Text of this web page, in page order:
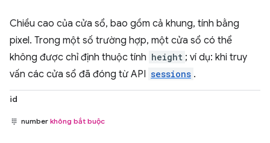
Chiều cao của cửa sổ, bao gồm cả khung, tính bằng
pixel. Trong một số trường hợp, một cửa sổ có thể
không được chỉ định thuộc tính height ; ví dụ: khi truy
vấn các cửa sổ đã đóng từ API sessions .
id
number không bắt buộc